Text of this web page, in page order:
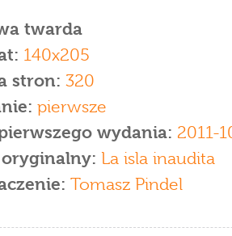
twarda
140x205
stron: 320
pierwsze
wydania: 2011-
oryginalny: La isla inaudita
Tomasz Pindel